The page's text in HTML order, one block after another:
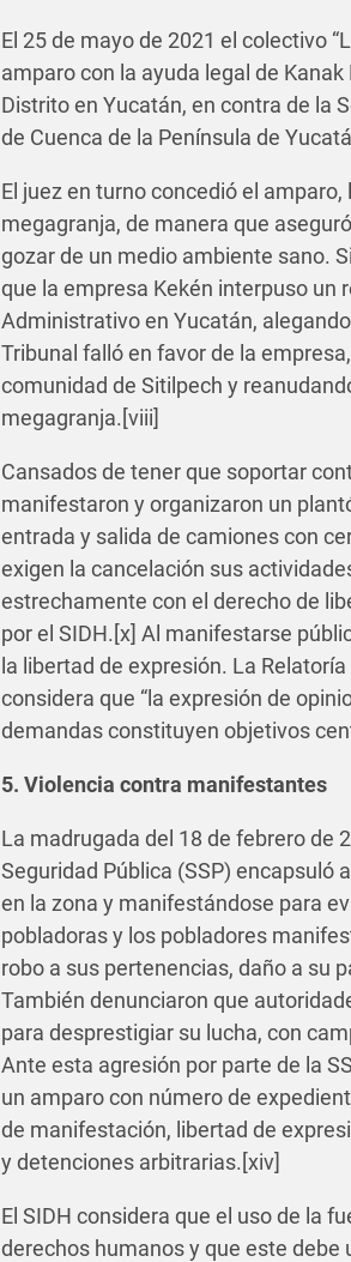
El 25 de mayo de 2021 el colectivo
amparocon la ayuda legal de
Distrito en Yucatán, en contra de la
de Cuenca de la Península de
El juez en turno concedió el
megagranja, de manera que
gozar de un medio ambiente sano.
que la empresa Kekén interpuso un
Administrativo en Yucatán,
Tribunal falló en favor de la
comunidad de Sitilpech y
megagranja. [viii]
Cansados de tener que soportar
manifestaron y organizaron un
entrada y salida de camiones con
exigen la cancelación sus
estrechamente con el derecho de
por el SIDH. [x] Al manifestarse
la libertad de expresión. La
considera que “la expresión de
demandas constituyen objetivos
5. Violencia contra manifestantes
La madrugada del 18 de febrero de
Seguridad Pública (SSP)
en la zona y manifestándose para
pobladoras y los pobladores
robo a sus pertenencias, daño a su
También denunciaron que
para desprestigiar su lucha, con
Ante esta agresión por parte de la
un amparo con número de
de manifestación, libertad de
y detenciones arbitrarias. [xiv]
El SIDH considera que el uso de la
derechos humanos y que este